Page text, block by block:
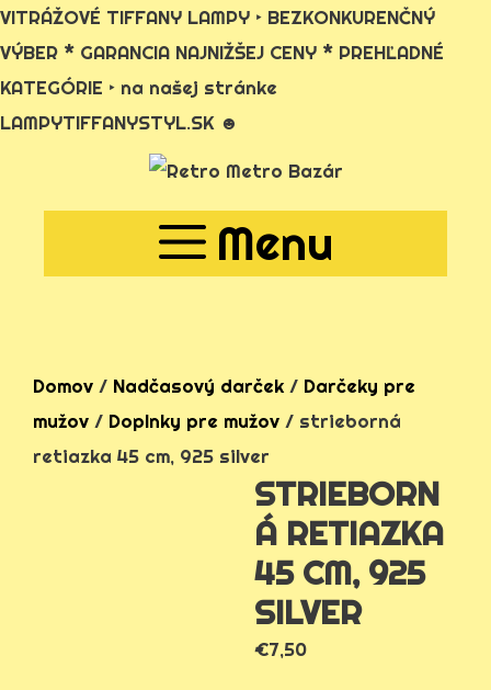
VITRÁŽOVÉ TIFFANY LAMPY ‣ BEZKONKURENČNÝ
VÝBER * GARANCIA NAJNIŽŠEJ CENY * PREHĽADNÉ
KATEGÓRIE ‣ na našej stránke
LAMPYTIFFANYSTYL.SK ☻
Menu
Domov / Nadčasový darček / Darčeky pre
mužov / Doplnky pre mužov / strieborná
retiazka 45 cm, 925 silver
STRIEBORN
Á RETIAZKA
45 CM, 925
SILVER
€7,50